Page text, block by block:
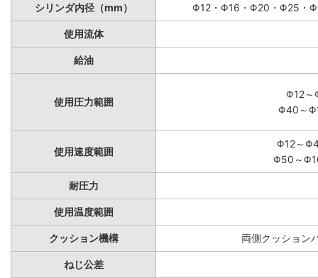
シリンダ内径（mm） Φ12・Φ16・Φ20・Φ25・
使用流体
給油
使用圧力範囲
Φ12～
Φ40～
使用速度範囲
Φ12～
Φ50～
耐圧力
使用温度範囲
クッション機構 両側クッション
ねじ公差